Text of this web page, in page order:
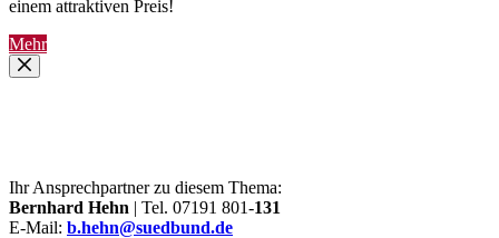
einem attraktiven Preis!
Mehr
Ihr Ansprechpartner zu diesem Thema:
Bernhard Hehn | Tel. 07191 801-131
E-Mail: b.hehn@suedbund.de